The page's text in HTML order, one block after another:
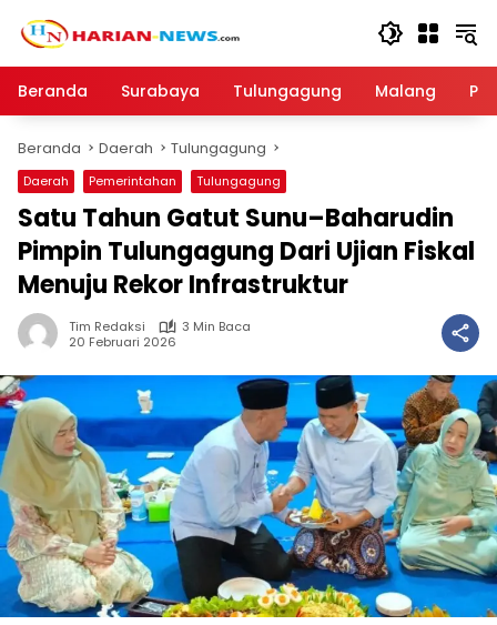
Beranda
Surabaya Tulungagung Malang
Beranda Daerah Tulungagung
Daerah Pemerintahan Tulungagung
Satu Tahun Gatut Sunu–Baharudin
Pimpin Tulungagung Dari Ujian Fiskal
Menuju Rekor Infrastruktur
Tim Redaksi
3 Min Baca
20 Februari 2026